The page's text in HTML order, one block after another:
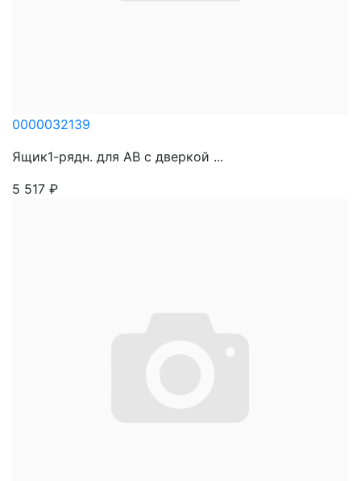
0000032139
Ящик1-рядн. для АВ с дверкой ...
5 517 ₽